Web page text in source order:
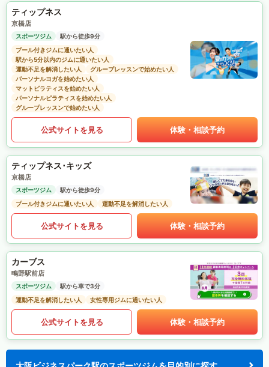
ティップネス
京橋店
スポーツジム
駅から徒歩9分
プール付きジムに通いたい人
駅から5分以内のジムに通いたい人
運動不足を解消したい人
グループレッスンで始めたい人
パーソナルヨガを始めたい人
マットピラティスを始めたい人
パーソナルピラティスを始めたい人
グループレッスンで始めたい人
公式サイトを見る 体験・相談予約
ティップネス･キッズ
京橋店
スポーツジム
駅から徒歩9分
プール付きジムに通いたい人
運動不足を解消したい人
公式サイトを見る 体験・相談予約
カーブス
鴫野駅前店
スポーツジム
駅から車で3分
運動不足を解消したい人
女性専用ジムに通いたい人
公式サイトを見る 体験・相談予約